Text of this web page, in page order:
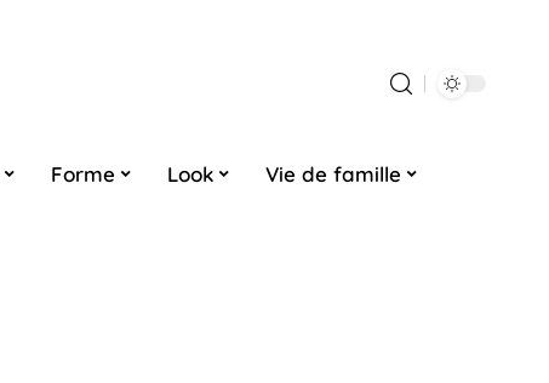
Forme Look Vie de famille